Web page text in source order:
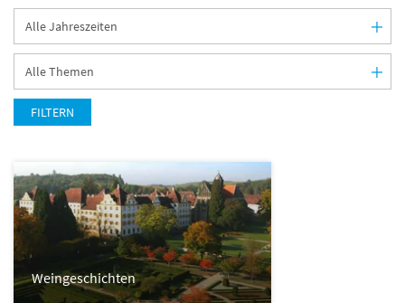
FILTERN
Weingeschichten